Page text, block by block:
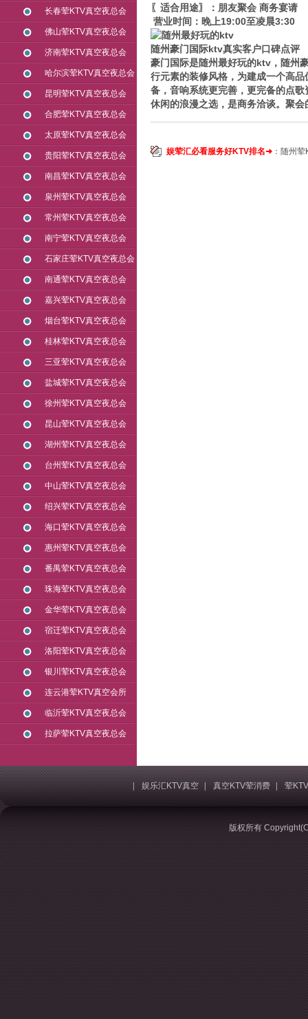
长春荤KTV真空夜总会
佛山荤KTV真空夜总会
济南荤KTV真空夜总会
哈尔滨荤KTV真空夜总会
昆明荤KTV真空夜总会
合肥荤KTV真空夜总会
太原荤KTV真空夜总会
贵阳荤KTV真空夜总会
南昌荤KTV真空夜总会
泉州荤KTV真空夜总会
常州荤KTV真空夜总会
南宁荤KTV真空夜总会
石家庄荤KTV真空夜总会
南通荤KTV真空夜总会
嘉兴荤KTV真空夜总会
烟台荤KTV真空夜总会
桂林荤KTV真空夜总会
三亚荤KTV真空夜总会
盐城荤KTV真空夜总会
徐州荤KTV真空夜总会
昆山荤KTV真空夜总会
湖州荤KTV真空夜总会
台州荤KTV真空夜总会
中山荤KTV真空夜总会
绍兴荤KTV真空夜总会
海口荤KTV真空夜总会
惠州荤KTV真空夜总会
番禺荤KTV真空夜总会
珠海荤KTV真空夜总会
金华荤KTV真空夜总会
宿迁荤KTV真空夜总会
洛阳荤KTV真空夜总会
银川荤KTV真空夜总会
连云港荤KTV真空会所
临沂荤KTV真空夜总会
拉萨荤KTV真空夜总会
〖适合用途〗：朋友聚会 商务宴请
营业时间：晚上19:00至凌晨3:30
随州豪门国际ktv真实客户口碑点评
豪门国际是随州最好玩的ktv，随州
行元素的装修风格，为建成一个高
备，音响系统更完善，更完备的点
休闲的浪漫之选，是商务洽谈。聚
娱荤汇必看服务好KTV排名➜ ： 随州荤
| 娱乐汇KTV真空 | 真空KTV荤消费 | 荤
版权所有